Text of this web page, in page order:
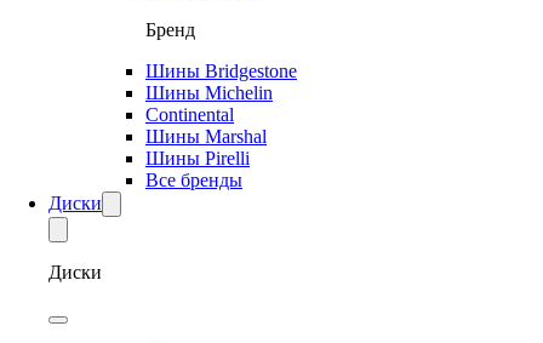
Бренд
Шины Bridgestone
Шины Michelin
Continental
Шины Marshal
Шины Pirelli
Все бренды
Диски
Диски